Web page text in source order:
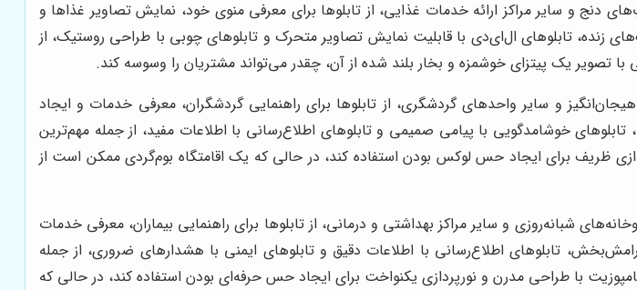
دنج و سایر مراکز ارائه خدمات غذایی، از تابلوها برای معرفی منوی خود، نمایش تصاویر غذاها و
زنده، تابلوهای ال‌ای‌دی با قابلیت نمایش تصاویر متحرک و تابلوهای چوبی با طراحی روستیک، از
تصویر یک پیتزای خوشمزه و بخار بلند شده از آن، چقدر می‌تواند مشتریان را وسوسه کند.
و سایر واحدهای گردشگری، از تابلوها برای راهنمایی گردشگران، معرفی خدمات و ایجاد
خوشامدگویی با پیامی صمیمی و تابلوهای اطلاع‌رسانی با اطلاعات مفید، از جمله مهم‌ترین
ظریف برای ایجاد حس لوکس بودن استفاده کند، در حالی که یک اقامتگاه بوم‌گردی ممکن است از
شبانه‌روزی و سایر مراکز بهداشتی و درمانی، از تابلوها برای راهنمایی بیماران، معرفی خدمات
تابلوهای اطلاع‌رسانی با اطلاعات دقیق و تابلوهای ایمنی با هشدارهای ضروری، از جمله
با طراحی مدرن و نورپردازی یکنواخت برای ایجاد حس حرفه‌ای بودن استفاده کند، در حالی که